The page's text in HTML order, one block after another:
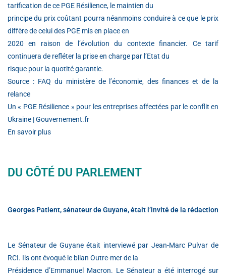
tarification de ce PGE Résilience, le maintien du
principe du prix coûtant pourra néanmoins conduire à ce que le prix
diffère de celui des PGE mis en place en
2020 en raison de l’évolution du contexte financier. Ce tarif
continuera de refléter la prise en charge par l’Etat du
risque pour la quotité garantie.
Source : FAQ du ministère de l’économie, des finances et de la
relance
Un « PGE Résilience » pour les entreprises affectées par le conflit en
Ukraine | Gouvernement.fr
En savoir plus
DU CÔTÉ DU PARLEMENT
Georges Patient, sénateur de Guyane, était l’invité de la rédaction
Le Sénateur de Guyane était interviewé par Jean-Marc Pulvar de
RCI. Ils ont évoqué le bilan Outre-mer de la
Présidence d’Emmanuel Macron. Le Sénateur a été interrogé sur